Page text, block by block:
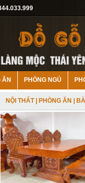
ĂN PHÒNG NGỦ
NỘI THẤT| PHÒNG ĂN |